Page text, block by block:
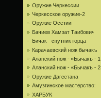
Оружие Черкессии
Черкесское оружие-2
Оружие Осетии
Бачиев Хамзат Таибович
Бичак - спутник горца
Карачаевский нож бычакъ
Аланский нож - «Бычакъ -
Аланский нож - «Бычакъ -
Оружие Дагестана
Амузгинское мастерство:
ХАРБУК